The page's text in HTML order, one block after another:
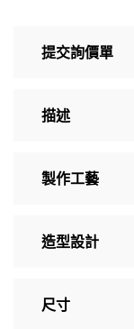
提交詢價單
描述
製作工藝
造型設計
尺寸